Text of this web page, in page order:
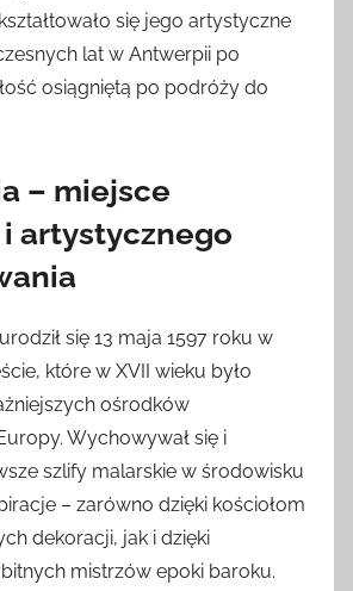
się jego artystyczne
lat w Antwerpii po
osiągniętą po podróży do
– miejsce
artystycznego
się 13 maja 1597 roku w
które w XVII wieku było
ośrodków
Wychowywał się i
szlify malarskie w środowisku
– zarówno dzięki kościołom
dekoracji, jak i dzięki
mistrzów epoki baroku.